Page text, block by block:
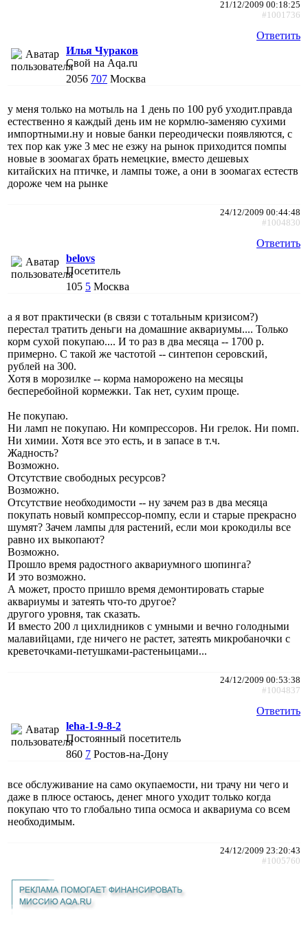
21/12/2009 00:18:25
#1001736
Ответить
Илья Чураков
Свой на Aqa.ru
2056 707 Москва
у меня только на мотыль на 1 день по 100 руб уходит.правда
естественно я каждый день им не кормлю-заменяю сухими
импортными.ну и новые банки переодически появляются, с
тех пор как уже 3 мес не езжу на рынок приходится помпы
новые в зоомагах брать немецкие, вместо дешевых
китайских на птичке, и лампы тоже, а они в зоомагах естеств
дороже чем на рынке
24/12/2009 00:44:48
#1004830
Ответить
belovs
Посетитель
105 5 Москва
а я вот практически (в связи с тотальным кризисом?)
перестал тратить деньги на домашние аквариумы.... Только
корм сухой покупаю.... И то раз в два месяца -- 1700 р.
примерно. С такой же частотой -- синтепон серовский,
рублей на 300.
Хотя в морозилке -- корма наморожено на месяцы
бесперебойной кормежки. Так нет, сухим проще.
Не покупаю.
Ни ламп не покупаю. Ни компрессоров. Ни грелок. Ни помп.
Ни химии. Хотя все это есть, и в запасе в т.ч.
Жадность?
Возможно.
Отсутствие свободных ресурсов?
Возможно.
Отсутствие необходимости -- ну зачем раз в два месяца
покупать новый компрессор-помпу, если и старые прекрасно
шумят? Зачем лампы для растений, если мои крокодилы все
равно их выкопают?
Возможно.
Прошло время радостного аквариумного шопинга?
И это возможно.
А может, просто пришло время демонтировать старые
аквариумы и затеять что-то другое?
другого уровня, так сказать.
И вместо 200 л цихлидников с умными и вечно голодными
малавийцами, где ничего не растет, затеять микробаночки с
креветочками-петушками-растеньицами...
24/12/2009 00:53:38
#1004837
Ответить
leha-1-9-8-2
Постоянный посетитель
860 7 Ростов-на-Дону
все обслуживание на само окупаемости, ни трачу ни чего и
даже в плюсе остаюсь, денег много уходит только когда
покупаю что то глобально типа осмоса и аквариума со всем
необходимым.
24/12/2009 23:20:43
#1005760